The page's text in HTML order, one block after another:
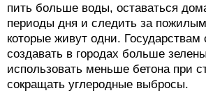
пить больше воды, оставаться
периоды дня и следить за
которые живут одни. Государствам
создавать в городах больше
использовать меньше бетона при
сокращать углеродные выбросы.